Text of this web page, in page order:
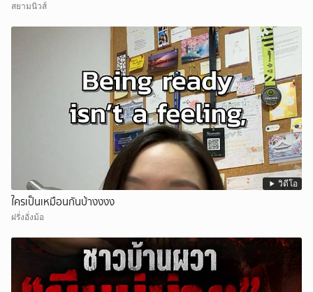
สยามนิวส์
วิดีโอ
ใครเป็นเหมือนกันบ้างงงง
ฝรั่งอั่งม้อ